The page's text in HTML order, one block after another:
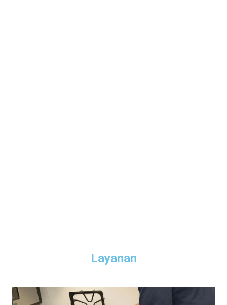
Layanan